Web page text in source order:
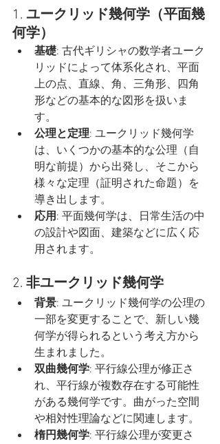
1. ユークリッド幾何学（平面幾
何学）
基礎: 古代ギリシャの数学者ユーク
リッドによって体系化され、平面
上の点、直線、角、三角形、四角
形などの基本的な図形を扱いま
す。
公理と定理: ユークリッド幾何学
は、いくつかの基本的な公理（自
明な前提）から出発し、そこから
様々な定理（証明された命題）を
導き出します。
応用: 平面幾何学は、日常生活の中
の設計や図面、建築などに広く応
用されます。
2. 非ユークリッド幾何学
背景: ユークリッド幾何学の公理の
一部を変更することで、新しい幾
何学が得られるという考え方から
生まれました。
双曲幾何学: 平行線公理が修正さ
れ、平行線が複数存在する可能性
がある幾何学です。曲がった空間
や相対性理論などに関連します。
楕円幾何学: 平行線公理が変更さ